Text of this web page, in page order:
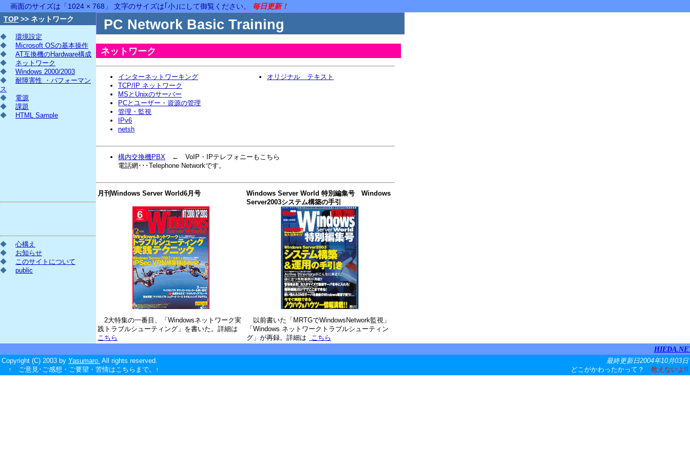
画面のサイズは「1024 × 768」 文字のサイズは｢小｣にして御覧ください。 毎日更新！
TOP >> ネットワーク
◆
環境設定
◆
Microsoft OSの基本操作
◆
AT互換機のHardware構成
◆
ネットワーク
◆
Windows 2000/2003
◆
耐障害性 ・パフォーマン
ス
◆
電源
◆
課題
◆
HTML Sample
◆
心構え
◆
お知らせ
◆
このサイトについて
◆
public
PC Network Basic Training
ネットワーク
インターネットワーキング
TCP/IP ネットワーク
MSとUnixのサーバー
PCとユーザー・資源の管理
管理・監視
IPv6
netsh
オリジナル テキスト
構内交換機PBX ← VoIP・IPテレフォニーもこちら
電話網･･･Telephone Networkです。
月刊Windows Server World6月号
2大特集の一番目、「Windowsネットワーク実
践トラブルシューティング」を書いた。詳細は
こちら
Windows Server World 特別編集号 Windows
Server2003システム構築の手引
以前書いた「MRTGでWindowsNetwork監視」
「Windows ネットワークトラブルシューティン
グ」が再録。詳細は
こちら
Copyright (C) 2003 by Yasumaro. All rights reserved.
↑ ご意見･ご感想・ご要望・苦情はこちらまで。↑
最終更新日2004年10月03日
どこがかわったかって？ 教えないよ!!